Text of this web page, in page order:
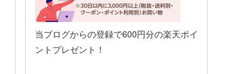
当ブログからの登録で600円分の楽天ポイ
ントプレゼント！